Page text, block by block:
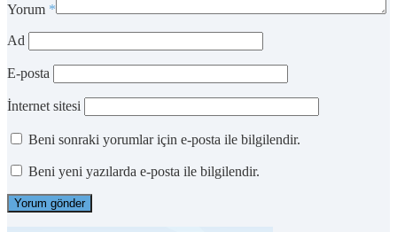
Yorum *
Ad
E-posta
İnternet sitesi
Beni sonraki yorumlar için e-posta ile bilgilendir.
Beni yeni yazılarda e-posta ile bilgilendir.